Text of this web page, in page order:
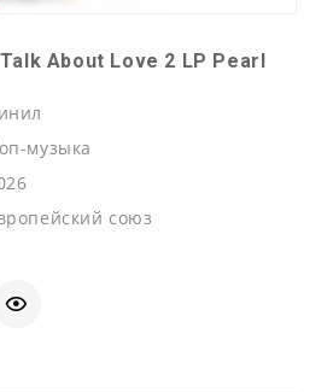
About Love 2 LP Pearl
музыка
союз